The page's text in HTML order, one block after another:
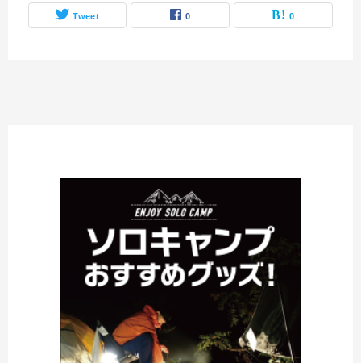
Tweet 0 0